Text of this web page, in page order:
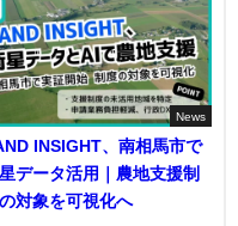
News
INSIGHT、南相馬市で
データ活用｜農地支援制
対象を可視化へ